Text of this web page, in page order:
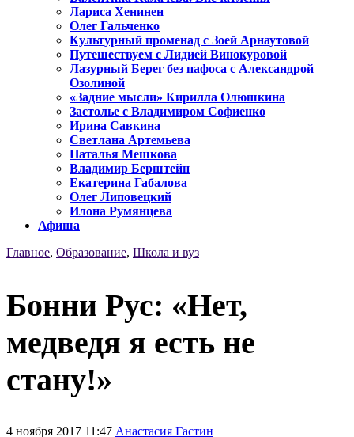
Лариса Хенинен
Олег Гальченко
Культурный променад с Зоей Арнаутовой
Путешествуем с Лидией Винокуровой
Лазурный Берег без пафоса с Александрой
Озолиной
«Задние мысли» Кирилла Олюшкина
Застолье с Владимиром Софиенко
Ирина Савкина
Светлана Артемьева
Наталья Мешкова
Владимир Берштейн
Екатерина Габалова
Олег Липовецкий
Илона Румянцева
Афиша
Главное, Образование, Школа и вуз
Бонни Рус: «Нет,
медведя я есть не
стану!»
4 ноября 2017 11:47 Анастасия Гастин